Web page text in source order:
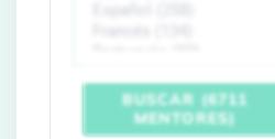
BUSCAR (6711
MENTORES)